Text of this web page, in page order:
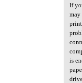
If
may
is